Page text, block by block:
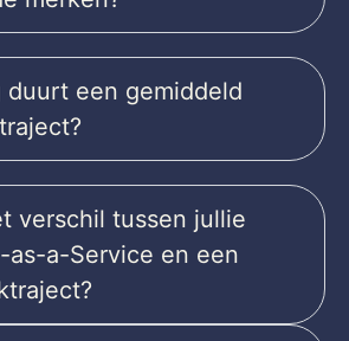
duurt een gemiddeld
verschil tussen jullie
as-a-Service en een